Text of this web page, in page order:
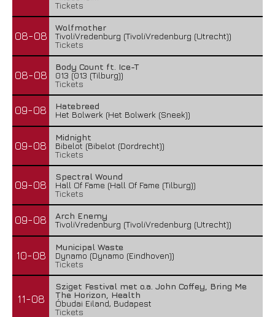
Tickets
08-08
Wolfmother
TivoliVredenburg (TivoliVredenburg (Utrecht))
Tickets
08-08
Body Count ft. Ice-T
013 (013 (Tilburg))
Tickets
09-08
Hatebreed
Het Bolwerk (Het Bolwerk (Sneek))
09-08
Midnight
Bibelot (Bibelot (Dordrecht))
Tickets
09-08
Spectral Wound
Hall Of Fame (Hall Of Fame (Tilburg))
Tickets
09-08
Arch Enemy
TivoliVredenburg (TivoliVredenburg (Utrecht))
10-08
Municipal Waste
Dynamo (Dynamo (Eindhoven))
Tickets
11-08
Sziget Festival met o.a. John Coffey, Bring Me
The Horizon, Health
Óbudai Eiland, Budapest
Tickets